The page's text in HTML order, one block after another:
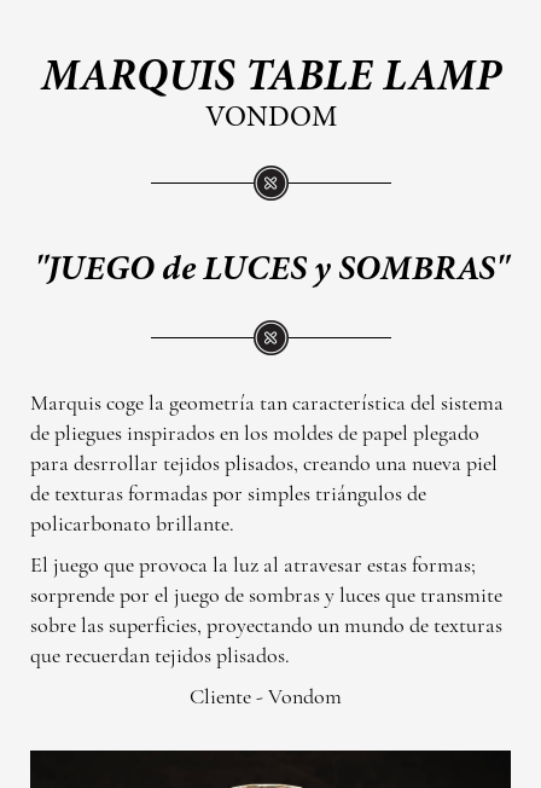
MARQUIS TABLE LAMP
VONDOM
"JUEGO de LUCES y SOMBRAS"
Marquis coge la geometría tan característica del sistema
de pliegues inspirados en los moldes de papel plegado
para desrrollar tejidos plisados, creando una nueva piel
de texturas formadas por simples triángulos de
policarbonato brillante.
El juego que provoca la luz al atravesar estas formas;
sorprende por el juego de sombras y luces que transmite
sobre las superficies, proyectando un mundo de texturas
que recuerdan tejidos plisados.
Cliente - Vondom